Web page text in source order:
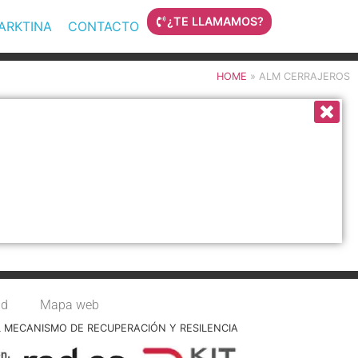
CONTACTO ¿TE LLAMAMOS?
HOME » ALM CERRAJEROS
Mapa web
DE RECUPERACIÓN Y RESILENCIA